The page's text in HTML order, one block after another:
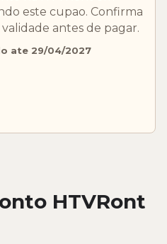
este cupao. Confirma
antes de pagar.
ate 29/04/2027
HTVRont